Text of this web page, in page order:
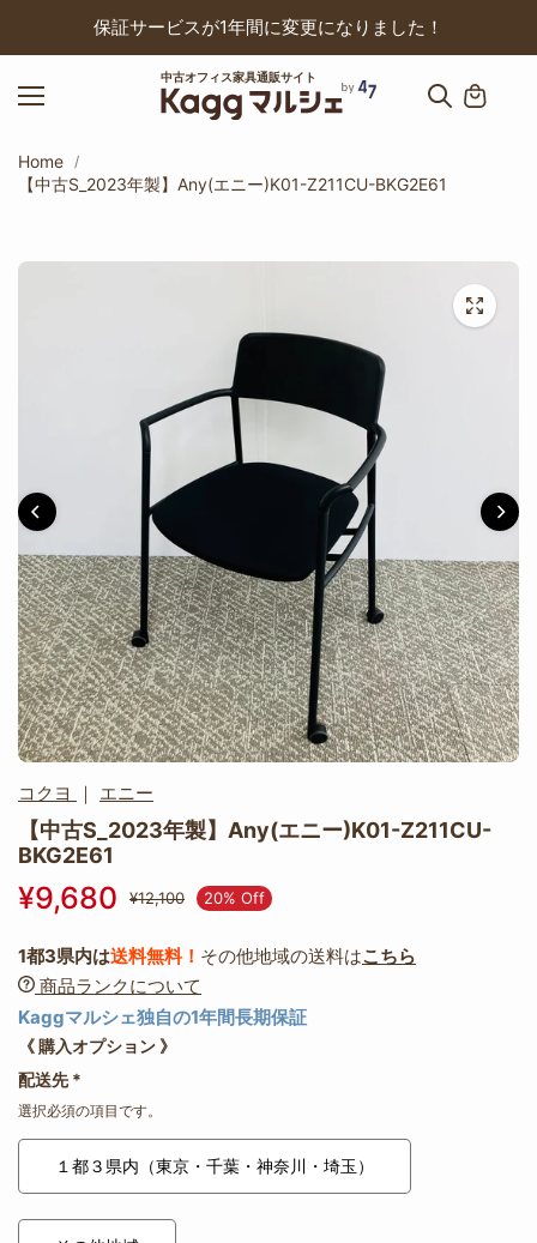
保証サービスが1年間に変更になりました！
中古オフィス家具通販サイト
Home
【中古S_2023年製】Any(エニー)K01-Z211CU-BKG2E61
コクヨ ｜ エニー
【中古S_2023年製】Any(エニー)K01-Z211CU-
BKG2E61
¥9,680 ¥12,100 20% Off
1都3県内は送料無料！ その他地域の送料はこちら
商品ランクについて
Kaggマルシェ独自の1年間長期保証
《 購入オプション 》
配送先*
選択必須の項目です。
１都３県内（東京・千葉・神奈川・埼玉）